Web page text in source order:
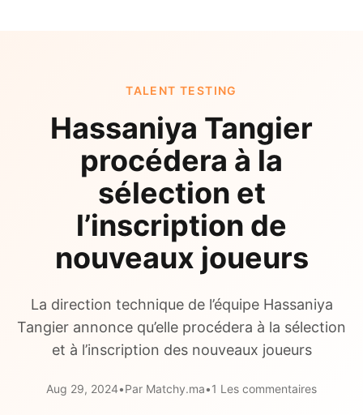
TALENT TESTING
Hassaniya Tangier
procédera à la
sélection et
l’inscription de
nouveaux joueurs
La direction technique de l’équipe Hassaniya
Tangier annonce qu’elle procédera à la sélection
et à l’inscription des nouveaux joueurs
Aug 29, 2024•Par Matchy.ma•1 Les commentaires